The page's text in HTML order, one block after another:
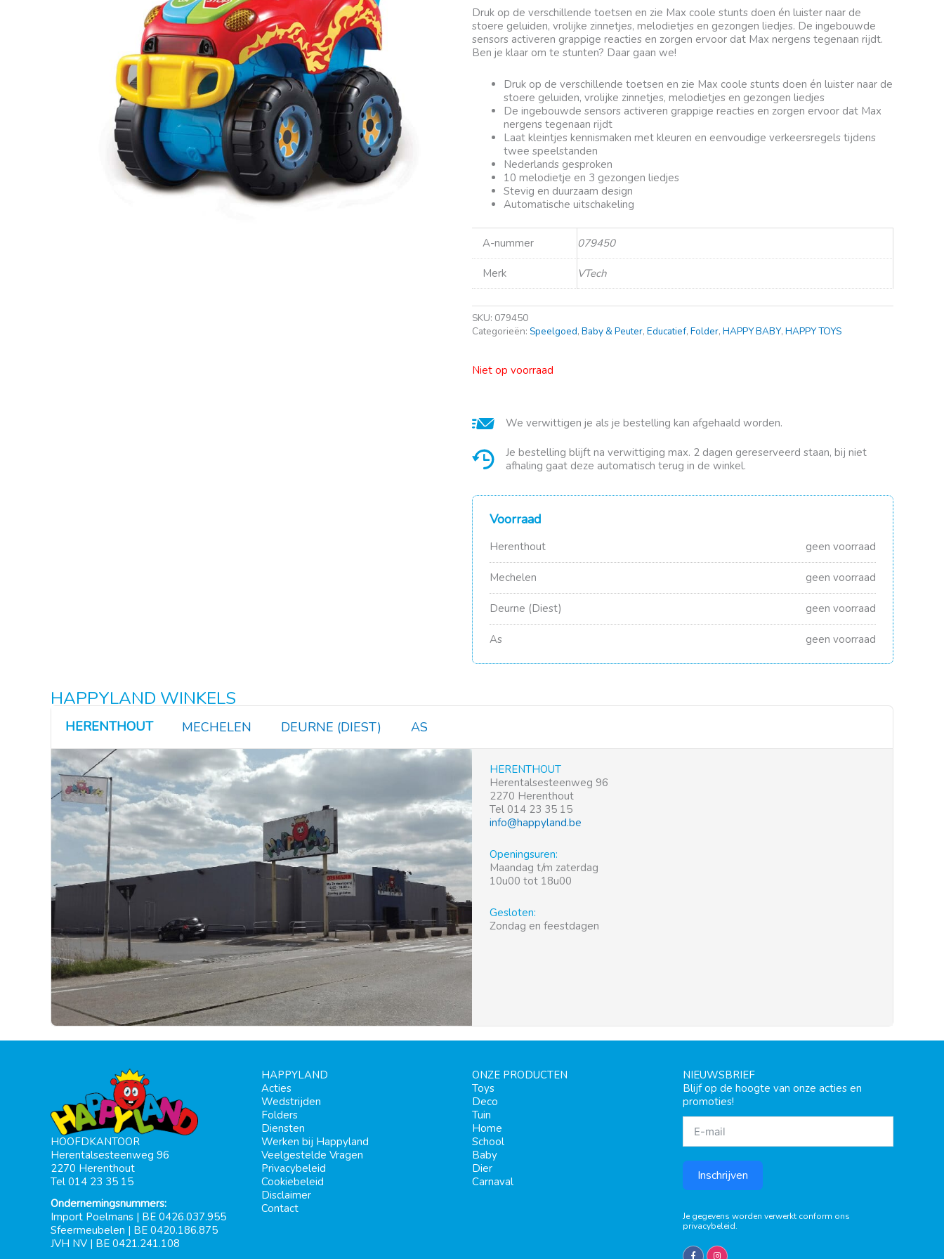
Druk op de verschillende toetsen en zie Max coole stunts doen én luister naar de
stoere geluiden, vrolijke zinnetjes, melodietjes en gezongen liedjes. De ingebouwde
sensors activeren grappige reacties en zorgen ervoor dat Max nergens tegenaan rijdt.
Ben je klaar om te stunten? Daar gaan we!
Druk op de verschillende toetsen en zie Max coole stunts doen én luister naar de
stoere geluiden, vrolijke zinnetjes, melodietjes en gezongen liedjes
De ingebouwde sensors activeren grappige reacties en zorgen ervoor dat Max
nergens tegenaan rijdt
Laat kleintjes kennismaken met kleuren en eenvoudige verkeersregels tijdens
twee speelstanden
Nederlands gesproken
10 melodietje en 3 gezongen liedjes
Stevig en duurzaam design
Automatische uitschakeling
A-nummer 079450
Merk VTech
SKU: 079450
Categorieën: Speelgoed, Baby & Peuter, Educatief, Folder, HAPPY BABY, HAPPY TOYS
Niet op voorraad
We verwittigen je als je bestelling kan afgehaald worden.
Je bestelling blijft na verwittiging max. 2 dagen gereserveerd staan, bij niet
afhaling gaat deze automatisch terug in de winkel.
Voorraad
Herenthout geen voorraad
Mechelen geen voorraad
Deurne (Diest) geen voorraad
As geen voorraad
HAPPYLAND WINKELS
HERENTHOUT MECHELEN DEURNE (DIEST) AS
HERENTHOUT
Herentalsesteenweg 96
2270 Herenthout
Tel 014 23 35 15
info@happyland.be
Openingsuren:
Maandag t/m zaterdag
10u00 tot 18u00
Gesloten:
Zondag en feestdagen
HOOFDKANTOOR
Herentalsesteenweg 96
2270 Herenthout
Tel 014 23 35 15
Ondernemingsnummers:
Import Poelmans | BE 0426.037.955
Sfeermeubelen | BE 0420.186.875
JVH NV | BE 0421.241.108
HAPPYLAND
Acties
Wedstrijden
Folders
Diensten
Werken bij Happyland
Veelgestelde Vragen
Privacybeleid
Cookiebeleid
Disclaimer
Contact
ONZE PRODUCTEN
Toys
Deco
Tuin
Home
School
Baby
Dier
Carnaval
NIEUWSBRIEF
Blijf op de hoogte van onze acties en
promoties!
Inschrijven
Je gegevens worden verwerkt conform ons
privacybeleid.